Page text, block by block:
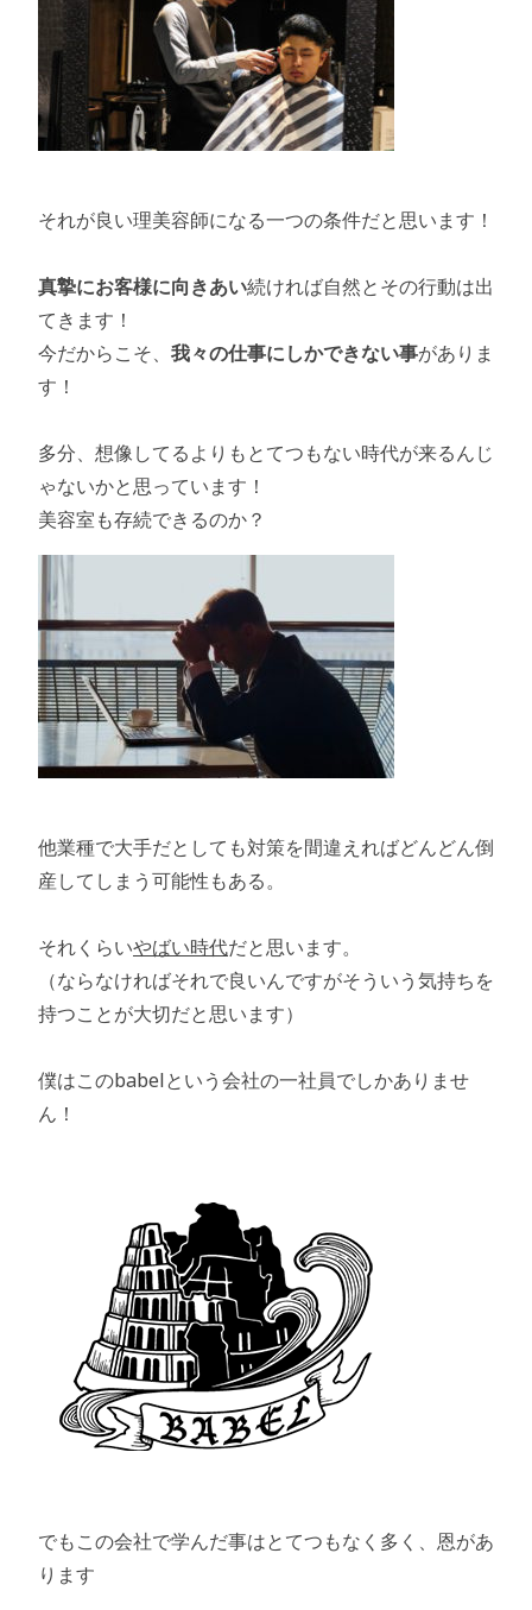
それが良い理美容師になる一つの条件だと思います！
真摯にお客様に向きあい続ければ自然とその行動は出
てきます！
今だからこそ、 我々の仕事にしかできない事がありま
す！
多分、想像してるよりもとてつもない時代が来るんじ
ゃないかと思っています！
美容室も存続できるのか？
他業種で大手だとしても対策を間違えればどんどん倒
産してしまう可能性もある。
それくらいやばい時代だと思います。
（ならなければそれで良いんですがそういう気持ちを
持つことが大切だと思います）
僕はこのbabelという会社の一社員でしかありませ
ん！
でもこの会社で学んだ事はとてつもなく多く、恩があ
ります